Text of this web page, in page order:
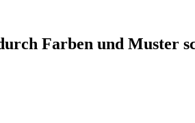
Farben und Muster